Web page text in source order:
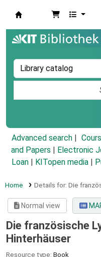
Advanced search
and Papers
Electronic
Loan
KITopen media
Home Details for: Die
Normal view
Die französische
Hinterhäuser
Resource type: Book